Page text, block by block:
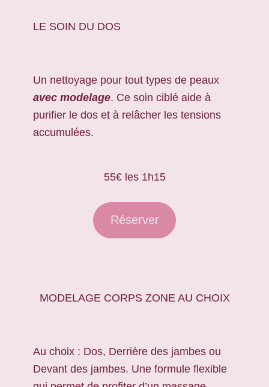
LE SOIN DU DOS
Un nettoyage pour tout types de peaux
avec modelage. Ce soin ciblé aide à
purifier le dos et à relâcher les tensions
accumulées.
55€ les 1h15
Réserver
MODELAGE CORPS ZONE AU CHOIX
Au choix : Dos, Derrière des jambes ou
Devant des jambes. Une formule flexible